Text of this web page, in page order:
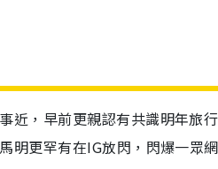
近，早前更親認有共識明年旅
明更罕有在IG放閃，閃爆一眾網